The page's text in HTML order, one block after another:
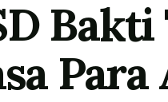
Bakti